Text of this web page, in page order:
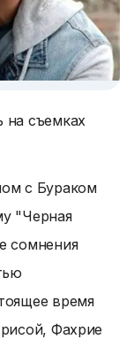
на съемках
с Бураком
"Черная
сомнения
время
Фахрие